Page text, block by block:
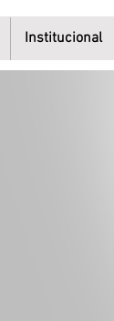
Institucional